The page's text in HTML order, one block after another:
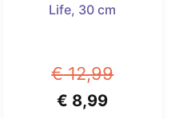
Life, 30 cm
€12,99
€ 8,99Huidige